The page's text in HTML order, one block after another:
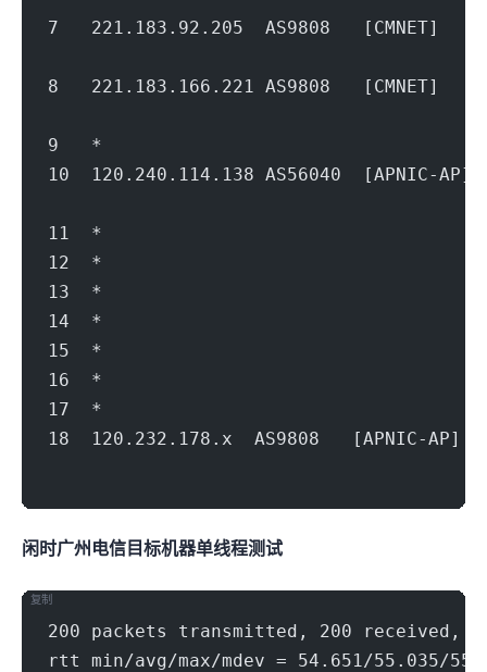
7   221.183.92.205  AS9808   [CMNET]
8   221.183.166.221 AS9808   [CMNET]
9   *
10  120.240.114.138 AS56040  [APNIC-
11  *
12  *
13  *
14  *
15  *
16  *
17  *
18  120.232.178.x  AS9808   [APNIC-AP]
闲时广州电信(500Mbps)目标机器 IPERF3单线程测试
200 packets transmitted, 200 received,
rtt min/avg/max/mdev = 54.651/55.035/
复制